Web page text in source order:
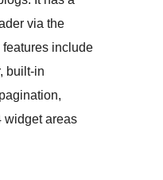
via the
include
built-in
widget areas